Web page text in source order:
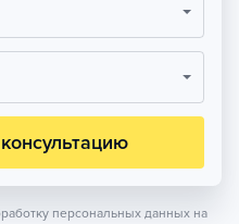
персональных данных на